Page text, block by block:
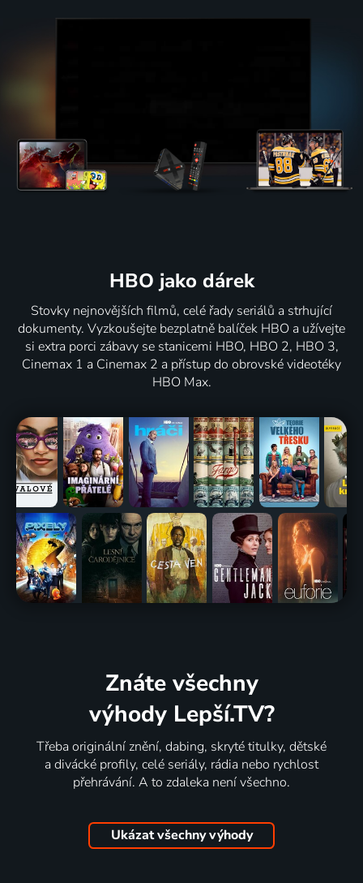
HBO jako dárek
Stovky nejnovějších filmů, celé řady seriálů a strhující
dokumenty. Vyzkoušejte bezplatně balíček HBO a užívejte
si extra porci zábavy se stanicemi HBO, HBO 2, HBO 3,
Cinemax 1 a Cinemax 2 a přístup do obrovské videotéky
HBO Max.
Znáte všechny
výhody Lepší.TV?
Třeba originální znění, dabing, skryté titulky, dětské
a divácké profily, celé seriály, rádia nebo rychlost
přehrávání. A to zdaleka není všechno.
Ukázat všechny výhody